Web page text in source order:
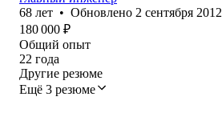
68 лет • Обновлено 2 сентября 2012
180 000 ₽
Общий опыт
22 года
Другие резюме
Ещё 3 резюме